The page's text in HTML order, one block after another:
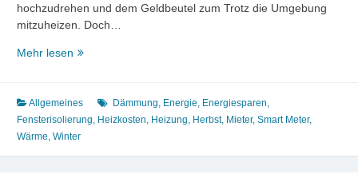
hochzudrehen und dem Geldbeutel zum Trotz die Umgebung
mitzuheizen. Doch…
Mehr lesen Wohlig
zum
Energie-
und
Allgemeines Dämmung, Energie, Energiesparen,
Fensterisolierung, Heizkosten, Heizung, Herbst, Mieter, Smart Meter,
Wärme, Winter